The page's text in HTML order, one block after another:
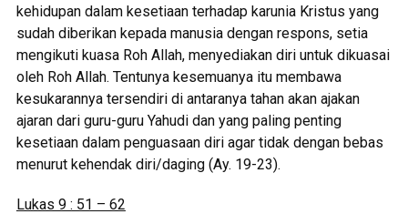
kehidupan dalam kesetiaan terhadap karunia Kristus yang
sudah diberikan kepada manusia dengan respons, setia
mengikuti kuasa Roh Allah, menyediakan diri untuk dikuasai
oleh Roh Allah. Tentunya kesemuanya itu membawa
kesukarannya tersendiri di antaranya tahan akan ajakan
ajaran dari guru-guru Yahudi dan yang paling penting
kesetiaan dalam penguasaan diri agar tidak dengan bebas
menurut kehendak diri/daging (Ay. 19-23).
Lukas 9 : 51 – 62